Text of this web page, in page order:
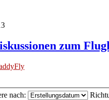
zum
nach: